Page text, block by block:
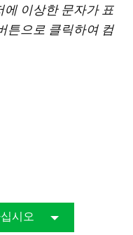
에 이상한 문자가 표
튼으로 클릭하여 컴
시오